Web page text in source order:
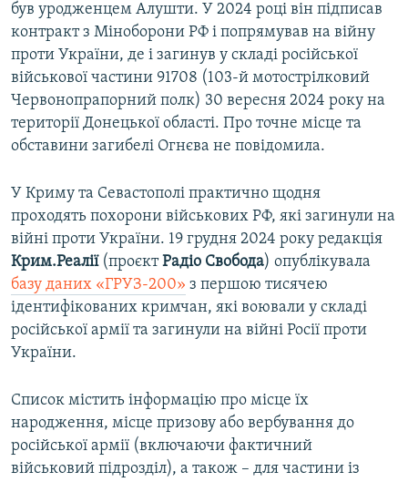
був уродженцем Алушти. У 2024 році він підписав
контракт з Міноборони РФ і попрямував на війну
проти України, де і загинув у складі російської
військової частини 91708 (103-й мотострілковий
Червонопрапорний полк) 30 вересня 2024 року на
території Донецької області. Про точне місце та
обставини загибелі Огнєва не повідомила.
У Криму та Севастополі практично щодня
проходять похорони військових РФ, які загинули на
війні проти України. 19 грудня 2024 року редакція
Крим.Реалії(проєктРадіо Свобода) опублікувала
базу даних «ГРУЗ-200» з першою тисячею
ідентифікованих кримчан, які воювали у складі
російської армії та загинули на війні Росії проти
України.
Список містить інформацію про місце їх
народження, місце призову або вербування до
російської армії (включаючи фактичний
військовий підрозділ), а також – для частини із